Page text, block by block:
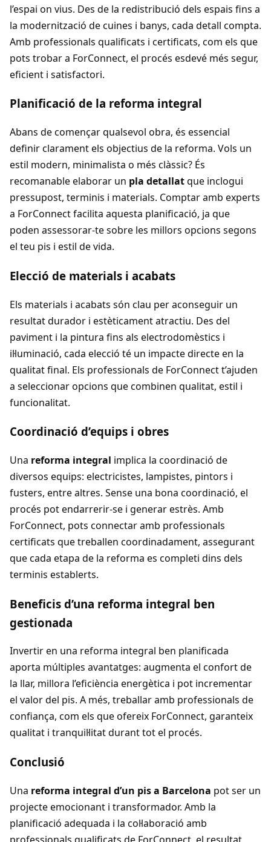
l’espai on vius. Des de la redistribució dels espais fins a
la modernització de cuines i banys, cada detall compta.
Amb professionals qualificats i certificats, com els que
pots trobar a ForConnect, el procés esdevé més segur,
eficient i satisfactori.
Planificació de la reforma integral
Abans de començar qualsevol obra, és essencial
definir clarament els objectius de la reforma. Vols un
estil modern, minimalista o més clàssic? És
recomanable elaborar un pla detallatque inclogui
pressupost, terminis i materials. Comptar amb experts
a ForConnect facilita aquesta planificació, ja que
poden assessorar-te sobre les millors opcions segons
el teu pis i estil de vida.
Elecció de materials i acabats
Els materials i acabats són clau per aconseguir un
resultat durador i estèticament atractiu. Des del
paviment i la pintura fins als electrodomèstics i
il·luminació, cada elecció té un impacte directe en la
qualitat final. Els professionals de ForConnect t’ajuden
a seleccionar opcions que combinen qualitat, estil i
funcionalitat.
Coordinació d’equips i obres
Una reforma integral implica la coordinació de
diversos equips: electricistes, lampistes, pintors i
fusters, entre altres. Sense una bona coordinació, el
procés pot endarrerir-se i generar estrès. Amb
ForConnect, pots connectar amb professionals
certificats que treballen coordinadament, assegurant
que cada etapa de la reforma es completi dins dels
terminis establerts.
Beneficis d’una reforma integral ben
gestionada
Invertir en una reforma integral ben planificada
aporta múltiples avantatges: augmenta el confort de
la llar, millora l’eficiència energètica i pot incrementar
el valor del pis. A més, treballar amb professionals de
confiança, com els que ofereix ForConnect, garanteix
qualitat i tranquil·litat durant tot el procés.
Conclusió
Una reforma integral d’un pis a Barcelona pot ser un
projecte emocionant i transformador. Amb la
planificació adequada i la col·laboració amb